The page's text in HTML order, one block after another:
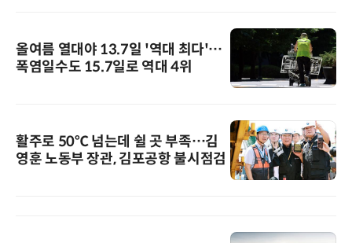
올여름 열대야 13.7일 '역대 최다'…
폭염일수도 15.7일로 역대 4위
활주로 50℃ 넘는데 쉴 곳 부족…김
영훈 노동부 장관, 김포공항 불시점검